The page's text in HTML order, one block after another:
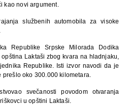
kao novi argument.
službenih automobila za visoke
Republike Srpske Milorada Dodika
Laktaši zbog kvara na hladnjaku,
Republike. Isti izvor navodi da je
oko 300.000 kilometara.
svečanosti povodom otvaranja
u opštini Laktaši.